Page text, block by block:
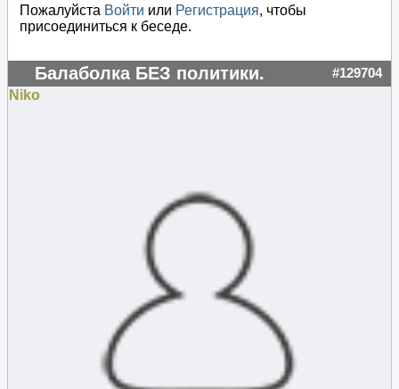
Пожалуйста Войти или Регистрация, чтобы
присоединиться к беседе.
Балаболка БЕЗ политики. #129704
Niko